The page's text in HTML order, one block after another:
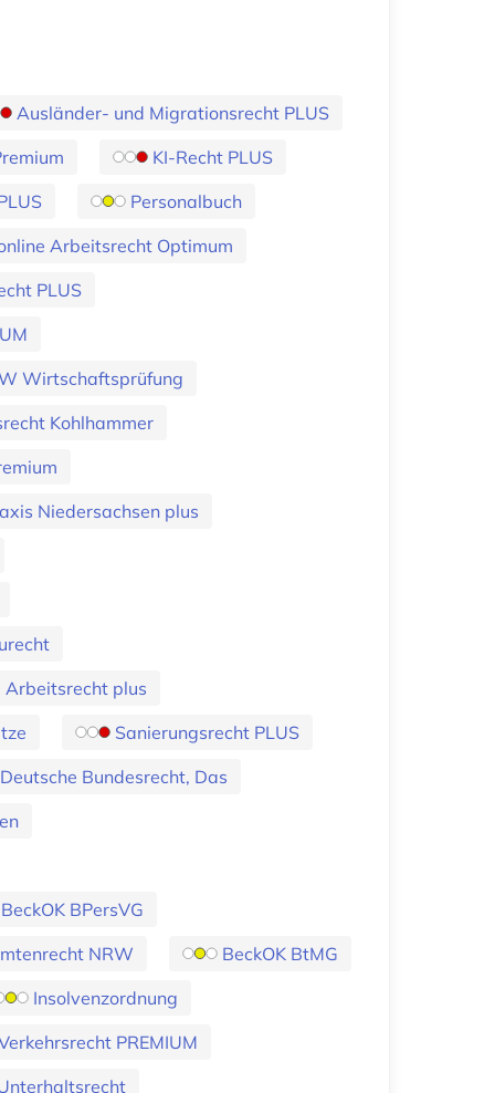
Ausländer- und Migrationsrecht PLUS
KI-Recht PLUS
Personalbuch
Arbeitsrecht Optimum
PLUS
Wirtschaftsprüfung
Kohlhammer
Niedersachsen plus
Arbeitsrecht plus
Sanierungsrecht PLUS
Deutsche Bundesrecht, Das
BeckOK BPersVG
NRW
BeckOK BtMG
Insolvenzordnung
PREMIUM